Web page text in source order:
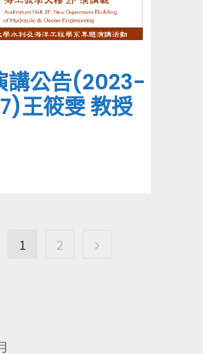
講公告(2023-
王筱雯 教授
1 2